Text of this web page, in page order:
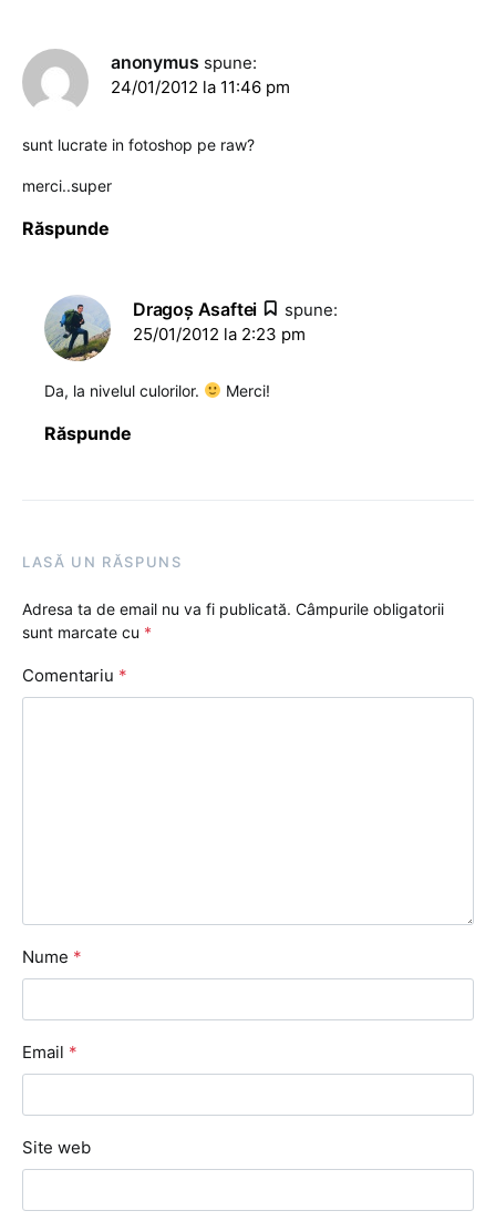
anonymus spune:
24/01/2012 la 11:46 pm
sunt lucrate in fotoshop pe raw?
merci..super
Răspunde
Dragoş Asaftei
spune:
25/01/2012 la 2:23 pm
Da, la nivelul culorilor. Merci!
Răspunde
LASĂ UN RĂSPUNS
Adresa ta de email nu va fi publicată. Câmpurile obligatorii
sunt marcate cu *
Comentariu *
Nume *
Email *
Site web